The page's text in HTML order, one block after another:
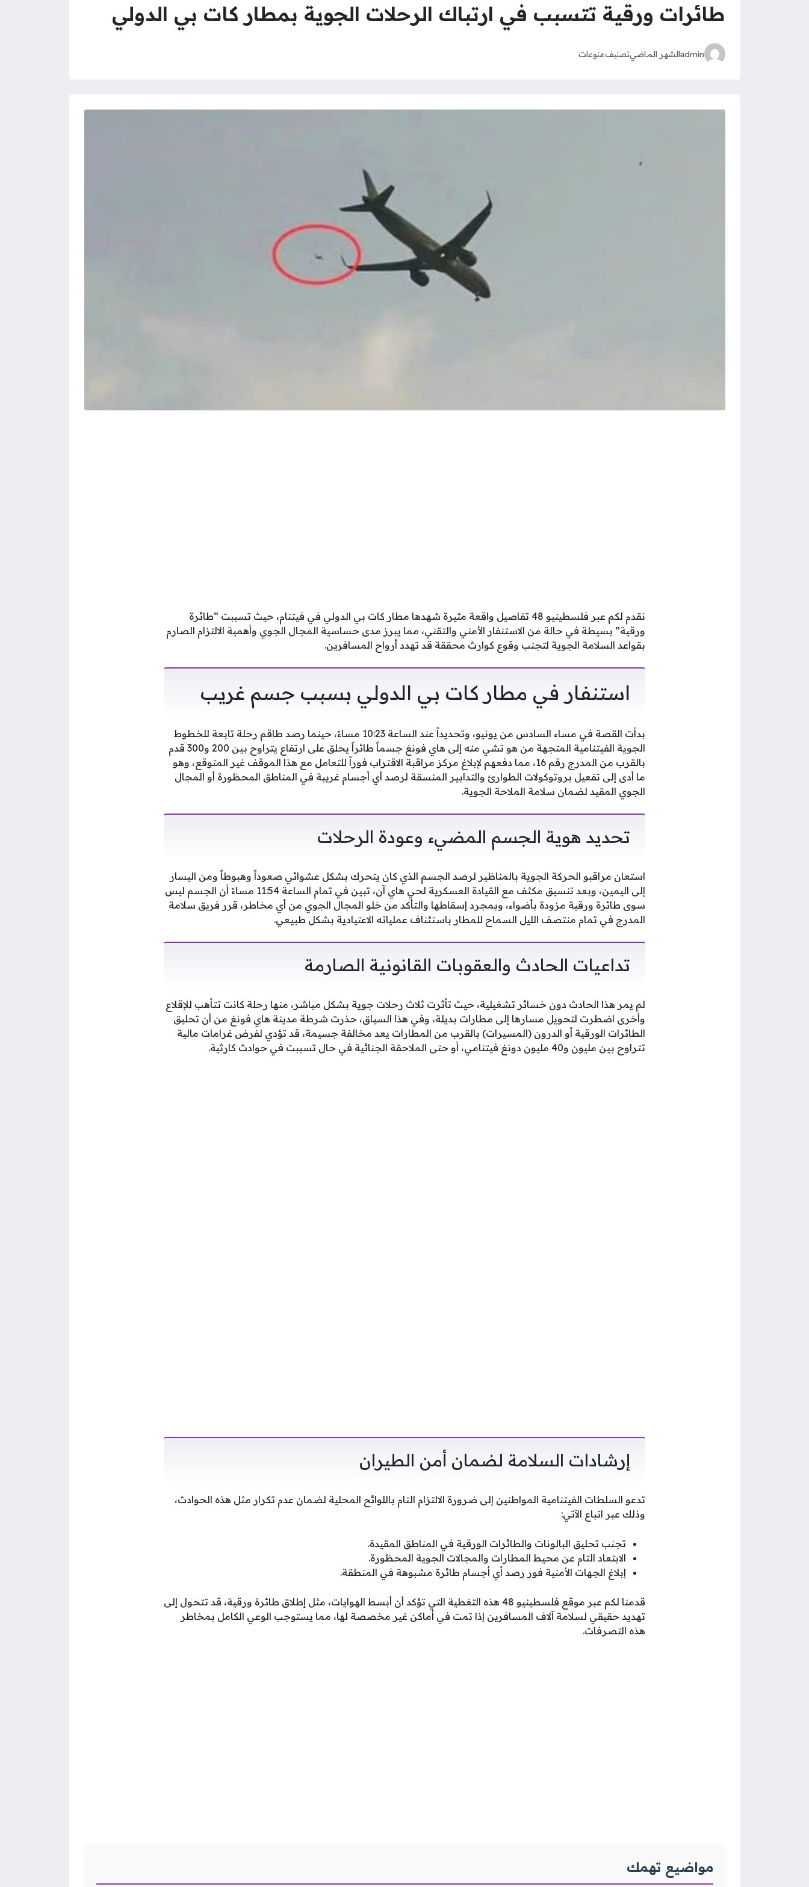
طائرات ورقية تتسبب في ارتباك الرحلات الجوية بمطار كات بي الدولي
adminالشهر الماضيتصنيفمنوعات
نقدم لكم عبر فلسطينيو 48 تفاصيل واقعة مثيرة شهدها مطار كات بي الدولي في فيتنام، حيث تسببت “طائرة
ورقية” بسيطة في حالة من الاستنفار الأمني والتقني، مما يبرز مدى حساسية المجال الجوي وأهمية الالتزام الصارم
بقواعد السلامة الجوية لتجنب وقوع كوارث محققة قد تهدد أرواح المسافرين.
استنفار في مطار كات بي الدولي بسبب جسم غريب
بدأت القصة في مساء السادس من يونيو، وتحديداً عند الساعة 10:23 مساءً، حينما رصد طاقم رحلة تابعة للخطوط
الجوية الفيتنامية المتجهة من هو تشي منه إلى هاي فونغ جسماً طائراً يحلق على ارتفاع يتراوح بين 200 و300 قدم
بالقرب من المدرج رقم 16، مما دفعهم لإبلاغ مركز مراقبة الاقتراب فوراً للتعامل مع هذا الموقف غير المتوقع، وهو
ما أدى إلى تفعيل بروتوكولات الطوارئ والتدابير المنسقة لرصد أي أجسام غريبة في المناطق المحظورة أو المجال
الجوي المقيد لضمان سلامة الملاحة الجوية.
تحديد هوية الجسم المضيء وعودة الرحلات
استعان مراقبو الحركة الجوية بالمناظير لرصد الجسم الذي كان يتحرك بشكل عشوائي صعوداً وهبوطاً ومن اليسار
إلى اليمين، وبعد تنسيق مكثف مع القيادة العسكرية لحي هاي آن، تبين في تمام الساعة 11:54 مساءً أن الجسم ليس
سوى طائرة ورقية مزودة بأضواء، وبمجرد إسقاطها والتأكد من خلو المجال الجوي من أي مخاطر، قرر فريق سلامة
المدرج في تمام منتصف الليل السماح للمطار باستئناف عملياته الاعتيادية بشكل طبيعي.
تداعيات الحادث والعقوبات القانونية الصارمة
لم يمر هذا الحادث دون خسائر تشغيلية، حيث تأثرت ثلاث رحلات جوية بشكل مباشر، منها رحلة كانت تتأهب للإقلاع
وأخرى اضطرت لتحويل مسارها إلى مطارات بديلة، وفي هذا السياق، حذرت شرطة مدينة هاي فونغ من أن تحليق
الطائرات الورقية أو الدرون (المسيرات) بالقرب من المطارات يعد مخالفة جسيمة، قد تؤدي لفرض غرامات مالية
تتراوح بين مليون و40 مليون دونغ فيتنامي، أو حتى الملاحقة الجنائية في حال تسببت في حوادث كارثية.
إرشادات السلامة لضمان أمن الطيران
تدعو السلطات الفيتنامية المواطنين إلى ضرورة الالتزام التام باللوائح المحلية لضمان عدم تكرار مثل هذه الحوادث،
وذلك عبر اتباع الآتي:
تجنب تحليق البالونات والطائرات الورقية في المناطق المقيدة.
الابتعاد التام عن محيط المطارات والمجالات الجوية المحظورة.
إبلاغ الجهات الأمنية فور رصد أي أجسام طائرة مشبوهة في المنطقة.
قدمنا لكم عبر موقع فلسطينيو 48 هذه التغطية التي تؤكد أن أبسط الهوايات، مثل إطلاق طائرة ورقية، قد تتحول إلى
تهديد حقيقي لسلامة آلاف المسافرين إذا تمت في أماكن غير مخصصة لها، مما يستوجب الوعي الكامل بمخاطر
هذه التصرفات.
مواضيع تهمك